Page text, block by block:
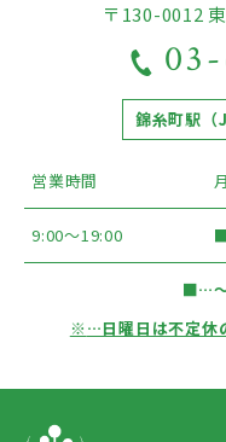
〒130-0012
錦糸町駅（
営業時間 月
9:00〜19:00
■…
※ …日曜日は不定休